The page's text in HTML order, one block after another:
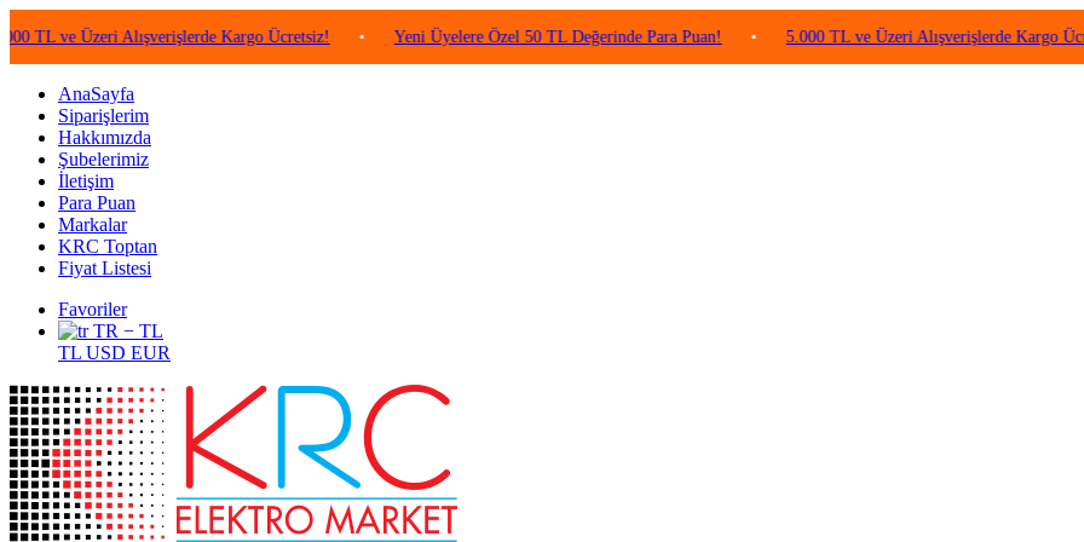
Üzeri Alışverişlerde Kargo Ücretsiz! • Yeni Üyelere Özel 50 TL Değerinde Para Puan! • 5.000 TL ve Üzeri Alışverişlerde Kargo Ücretsiz!
AnaSayfa
Siparişlerim
Hakkımızda
Şubelerimiz
İletişim
Para Puan
Markalar
KRC Toptan
Fiyat Listesi
Favoriler
TR − TL
TL USD EUR